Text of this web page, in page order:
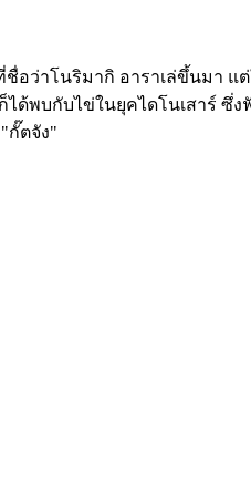
อว่าโนริมากิ อาราเล่ขึ้นมา แ
พบกับไข่ในยุคไดโนเสาร์ ซึ่ง
กั๊ตจัง"